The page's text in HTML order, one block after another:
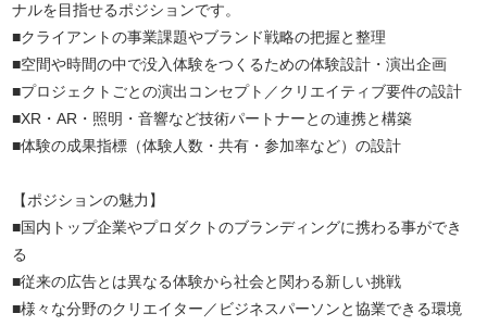
ナルを目指せるポジションです。
■クライアントの事業課題やブランド戦略の把握と整理
■空間や時間の中で没入体験をつくるための体験設計・演出企画
■プロジェクトごとの演出コンセプト／クリエイティブ要件の設計
■XR・AR・照明・音響など技術パートナーとの連携と構築
■体験の成果指標（体験人数・共有・参加率など）の設計
【ポジションの魅力】
■国内トップ企業やプロダクトのブランディングに携わる事ができ
る
■従来の広告とは異なる体験から社会と関わる新しい挑戦
■様々な分野のクリエイター／ビジネスパーソンと協業できる環境